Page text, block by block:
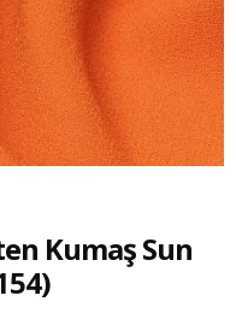
Kumaş Sun